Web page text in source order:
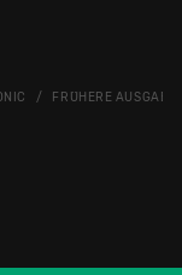
FRÜHERE